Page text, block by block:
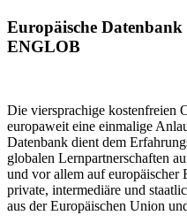
Europäische
ENGLOB
Die viersprachige kostenfreien
europaweit eine einmalige
Datenbank dient dem
globalen Lernpartnerschaften
und vor allem auf europäischer
private, intermediäre und
aus der Europäischen Union